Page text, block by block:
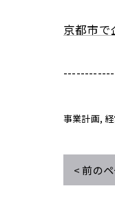
京都市で
事業計画
< 前の